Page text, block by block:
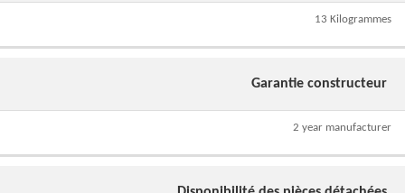
13 Kilogrammes
Garantie constructeur
2 year manufacturer